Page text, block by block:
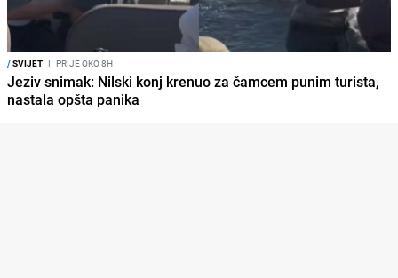
/SVIJET I PRIJE OKO 8H
Jeziv snimak: Nilski konj krenuo za čamcem punim turista,
nastala opšta panika